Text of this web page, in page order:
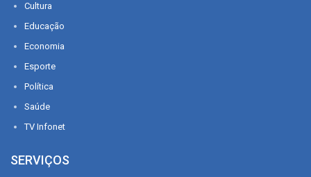
Cultura
Educação
Economia
Esporte
Política
Saúde
TV Infonet
SERVIÇOS